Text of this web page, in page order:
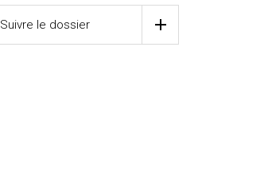
Suivre le dossier